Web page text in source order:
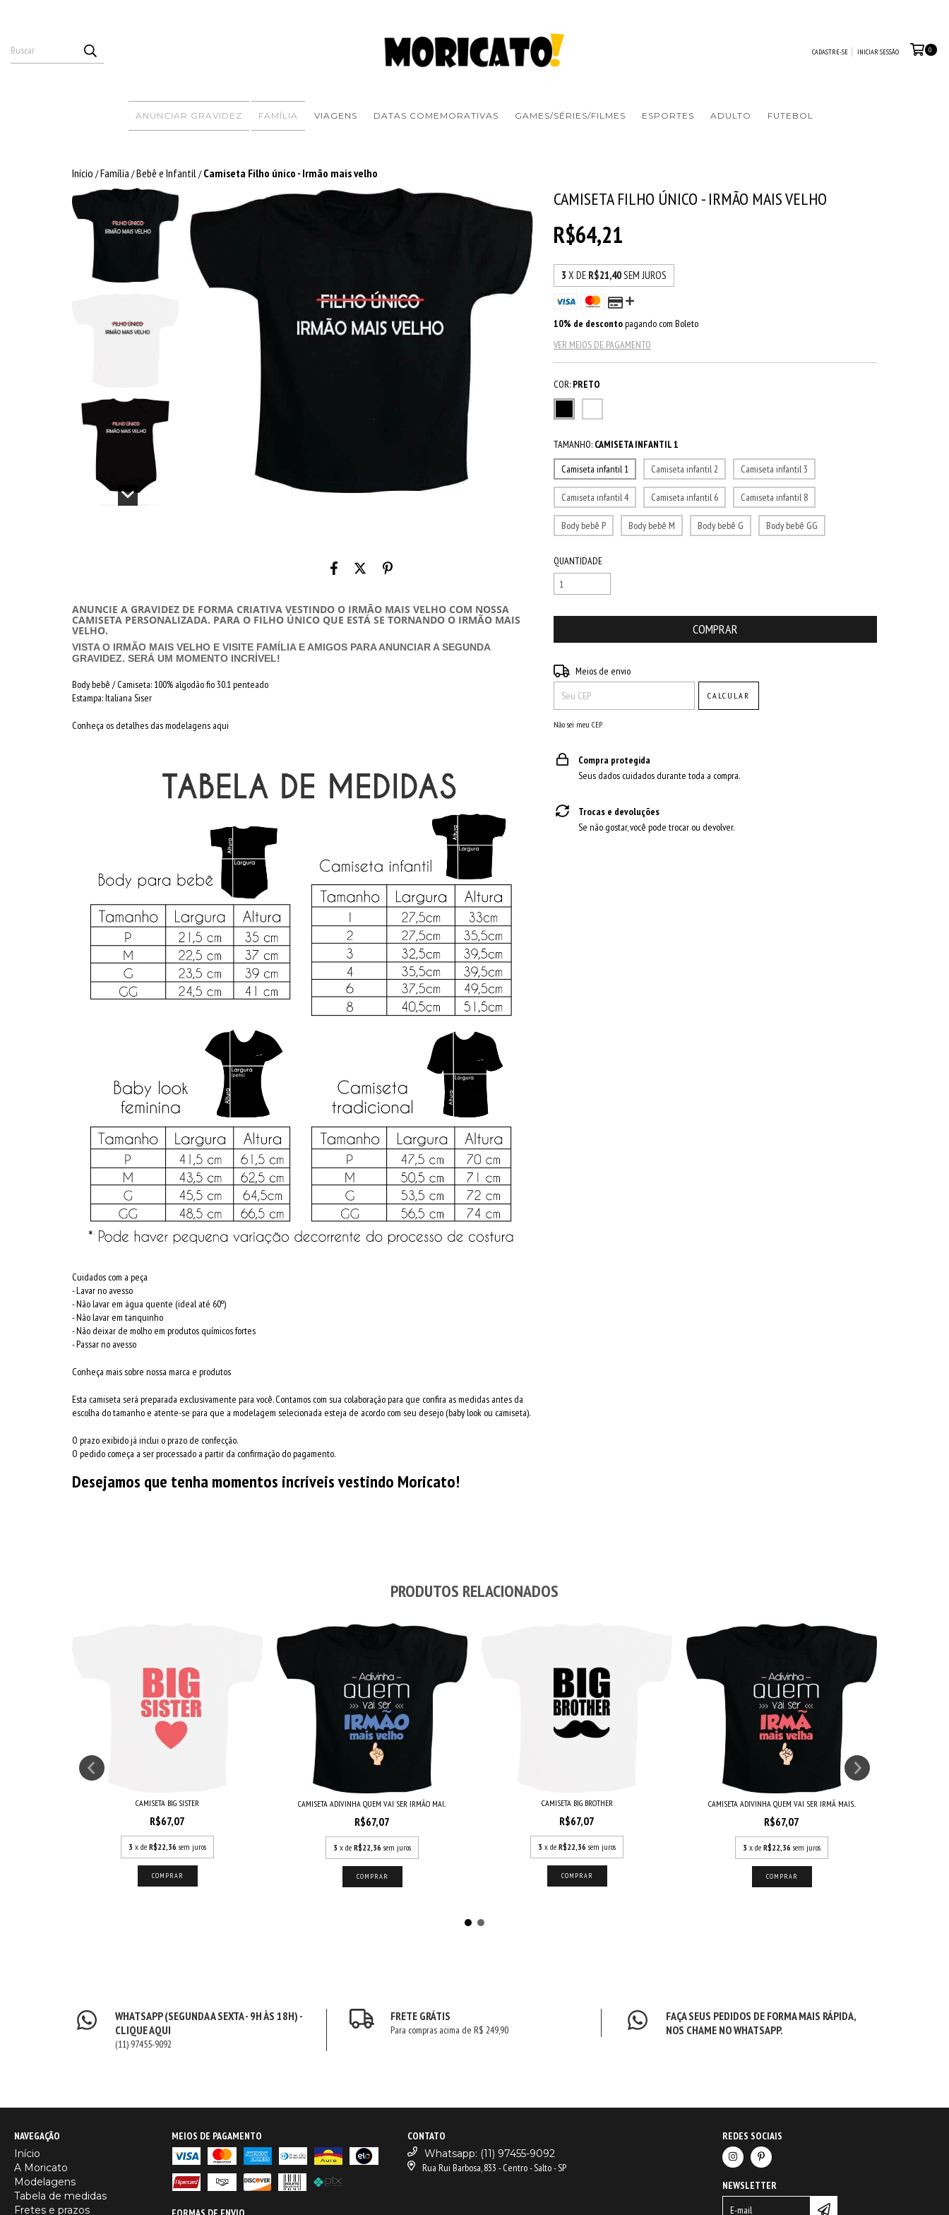
CADASTRE-SE INICIAR SESSÃO 0
ANUNCIAR GRAVIDEZ FAMÍLIA VIAGENS DATAS COMEMORATIVAS GAMES/SÉRIES/FILMES ESPORTES ADULTO FUTEBOL
Início /Família /Bebê e Infantil/ Camiseta Filho único - Irmão mais velho
ANUNCIE A GRAVIDEZ DE FORMA CRIATIVA VESTINDO O IRMÃO MAIS VELHO COM NOSSA
CAMISETA PERSONALIZADA. PARA O FILHO ÚNICO QUE ESTÁ SE TORNANDO O IRMÃO MAIS
VELHO.
VISTA O IRMÃO MAIS VELHO E VISITE FAMÍLIA E AMIGOS PARA ANUNCIAR A SEGUNDA
GRAVIDEZ. SERÁ UM MOMENTO INCRÍVEL!
Body bebê / Camiseta: 100% algodão fio 30.1 penteado
Estampa: Italiana Siser
Conheça os detalhes das modelagens aqui
Cuidados com a peça
- Lavar no avesso
- Não lavar em água quente (ideal até 60º)
- Não lavar em tanquinho
- Não deixar de molho em produtos químicos fortes
- Passar no avesso
Conheça mais sobre nossa marca e produtos
Esta camiseta será preparada exclusivamente para você. Contamos com sua colaboração para que confira as medidas antes da
escolha do tamanho e atente-se para que a modelagem selecionada esteja de acordo com seu desejo (baby look ou camiseta).
O prazo exibido já inclui o prazo de confecção.
O pedido começa a ser processado a partir da confirmação do pagamento.
Desejamos que tenha momentos incríveis vestindo Moricato!
CAMISETA FILHO ÚNICO - IRMÃO MAIS VELHO
R$64,21
3 X DE R$21,40SEM JUROS
10% de descontopagando com Boleto
VER MEIOS DE PAGAMENTO
COR: PRETO
TAMANHO: CAMISETA INFANTIL 1
Camiseta infantil 1
Camiseta infantil 2 Camiseta infantil 3
Camiseta infantil 4 Camiseta infantil 6 Camiseta infantil 8
Body bebê P Body bebê M Body bebê G Body bebê GG
QUANTIDADE
Entregas para o CEP:
Meios de envio
CALCULAR
Não sei meu CEP
Compra protegida
Seus dados cuidados durante toda a compra.
Trocas e devoluções
Se não gostar, você pode trocar ou devolver.
PRODUTOS RELACIONADOS
CAMISETA BIG SISTER
R$67,07
3 x de R$22,36 sem juros
COMPRAR
CAMISETA ADIVINHA QUEM VAI SER IRMÃO MAI...
R$67,07
3 x de R$22,36 sem juros
COMPRAR
CAMISETA BIG BROTHER
R$67,07
3 x de R$22,36 sem juros
COMPRAR
CAMISETA ADIVINHA QUEM VAI SER IRMÃ MAIS...
R$67,07
3 x de R$22,36 sem juros
COMPRAR
WHATSAPP (SEGUNDA A SEXTA - 9H ÀS 18H) -
CLIQUE AQUI
(11) 97455-9092
FRETE GRÁTIS
Para compras acima de R$ 249,90
FAÇA SEUS PEDIDOS DE FORMA MAIS RÁPIDA,
NOS CHAME NO WHATSAPP.
NAVEGAÇÃO
Início
A Moricato
Modelagens
Tabela de medidas
Fretes e prazos
MEIOS DE PAGAMENTO
CONTATO
Whatsapp: (11) 97455-9092
Rua Rui Barbosa, 833 - Centro - Salto - SP
REDES SOCIAIS
NEWSLETTER